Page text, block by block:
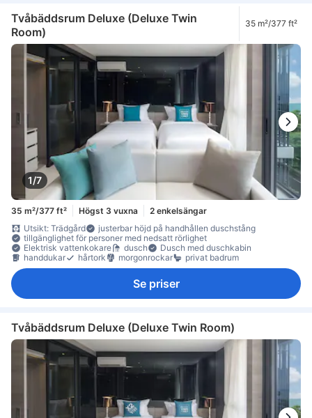
Tvåbäddsrum Deluxe (Deluxe Twin
Room)
35 m²/377 ft²
1/7
35 m²/377 ft² Högst 3 vuxna
2 enkelsängar
Utsikt: Trädgård
justerbar höjd på handhållen duschstång
tillgänglighet för personer med nedsatt rörlighet
Elektrisk vattenkokare
dusch
Dusch med duschkabin
handdukar
hårtork morgonrockar privat badrum
Se priser
Tvåbäddsrum Deluxe (Deluxe Twin Room)